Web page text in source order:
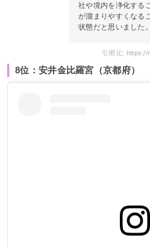
社や境内を浄化する
が溜まりやすくなる
状態だと思いました。
引用元: https://
8位：安井金比羅宮（京都府）